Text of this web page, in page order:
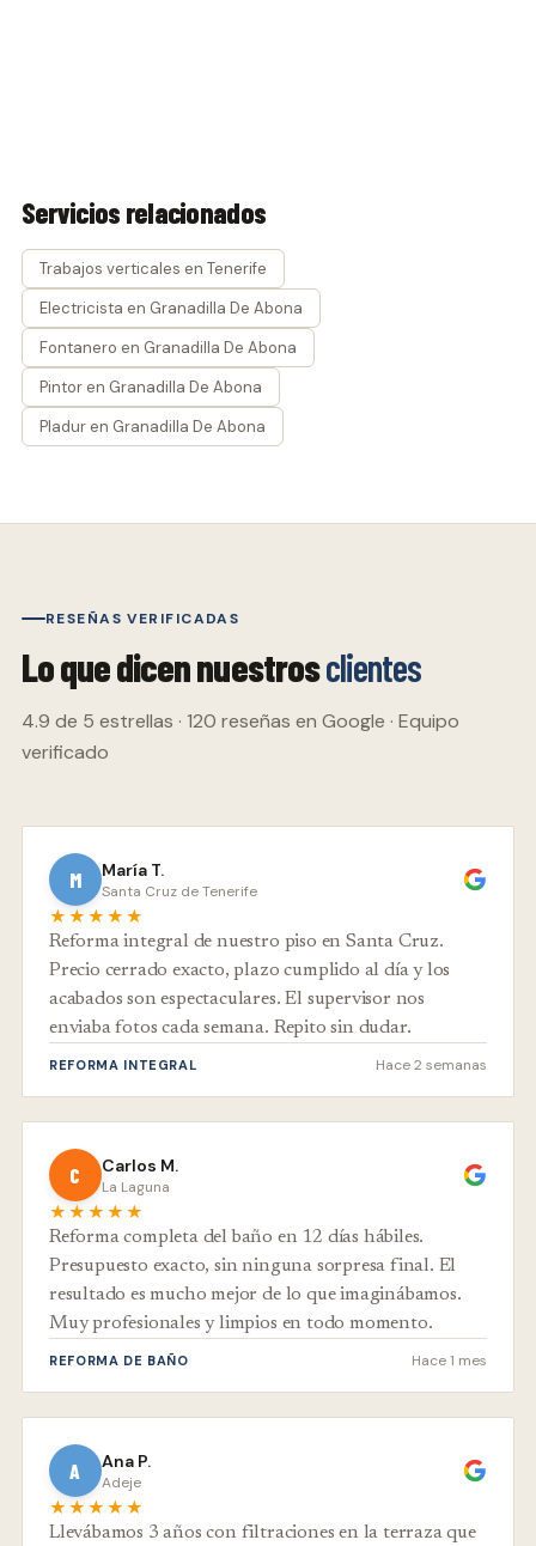
Servicios relacionados
Trabajos verticales en Tenerife
Electricista en Granadilla De Abona
Fontanero en Granadilla De Abona
Pintor en Granadilla De Abona
Pladur en Granadilla De Abona
RESEÑAS VERIFICADAS
Lo que dicen nuestrosclientes
4.9 de 5 estrellas · 120 reseñas en Google · Equipo
verificado
M María T.
Santa Cruz de Tenerife
★★★★★
Reforma integral de nuestro piso en Santa Cruz.
Precio cerrado exacto, plazo cumplido al día y los
acabados son espectaculares. El supervisor nos
enviaba fotos cada semana. Repito sin dudar.
REFORMA INTEGRAL Hace 2 semanas
C Carlos M.
La Laguna
★★★★★
Reforma completa del baño en 12 días hábiles.
Presupuesto exacto, sin ninguna sorpresa final. El
resultado es mucho mejor de lo que imaginábamos.
Muy profesionales y limpios en todo momento.
REFORMA DE BAÑO Hace 1 mes
A Ana P.
Adeje
★★★★★
Llevábamos 3 años con filtraciones en la terraza que